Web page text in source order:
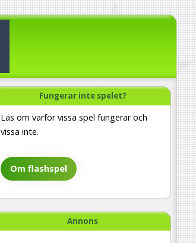
Fungerar inte spelet?
Läs om varför vissa spel fungerar och
vissa inte.
Om flashspel
Annons